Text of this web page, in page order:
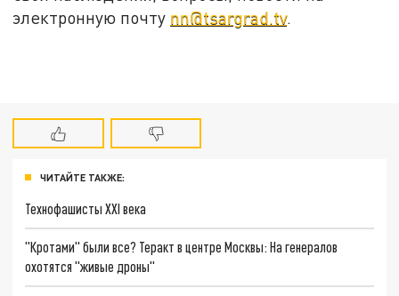
электронную почту nn@tsargrad.tv.
ЧИТАЙТЕ ТАКЖЕ:
Технофашисты XXI века
"Кротами" были все? Теракт в центре Москвы: На генералов
охотятся "живые дроны"